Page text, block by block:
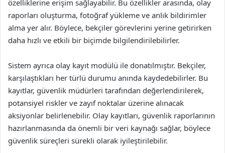
özelliklerine erişim sağlayabilir. Bu özellikler arasında, olay
raporları oluşturma, fotoğraf yükleme ve anlık bildirimler
alma yer alır. Böylece, bekçiler görevlerini yerine getirirken
daha hızlı ve etkili bir biçimde bilgilendirilebilirler.
Sistem ayrıca olay kayıt modülü ile donatılmıştır. Bekçiler,
karşılaştıkları her türlü durumu anında kaydedebilirler. Bu
kayıtlar, güvenlik müdürleri tarafından değerlendirilerek,
potansiyel riskler ve zayıf noktalar üzerine alınacak
aksiyonlar belirlenebilir. Olay kayıtları, güvenlik raporlarının
hazırlanmasında da önemli bir veri kaynağı sağlar, böylece
güvenlik süreçleri sürekli olarak iyileştirilebilir.